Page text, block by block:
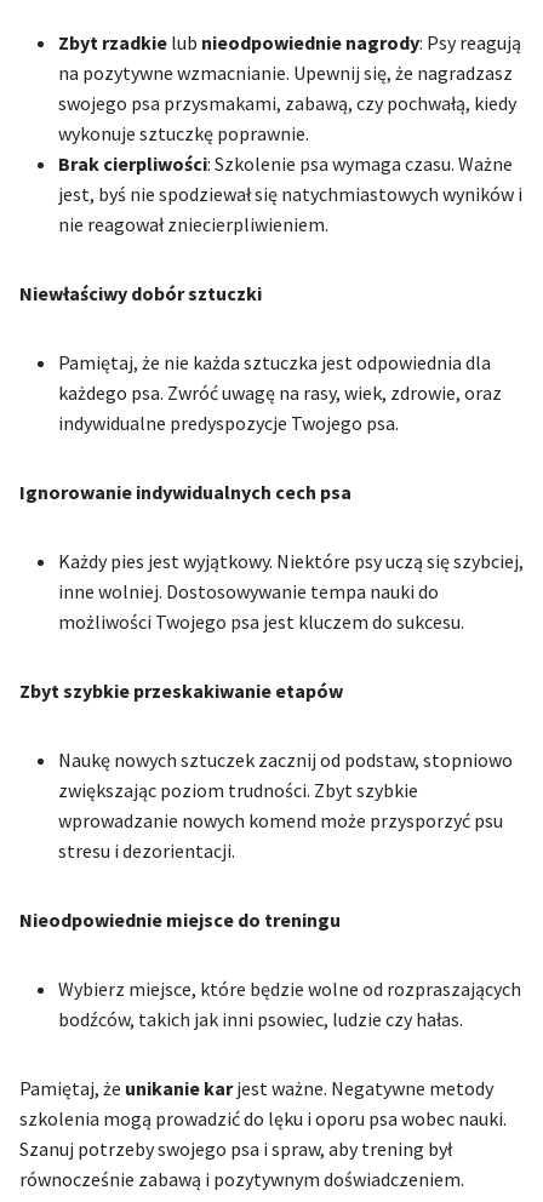
Zbyt rzadkie lub nieodpowiednie nagrody: Psy reagują
na pozytywne wzmacnianie. Upewnij się, że nagradzasz
swojego psa przysmakami, zabawą, czy pochwałą, kiedy
wykonuje sztuczkę poprawnie.
Brak cierpliwości: Szkolenie psa wymaga czasu. Ważne
jest, byś nie spodziewał się natychmiastowych wyników i
nie reagował zniecierpliwieniem.
Niewłaściwy dobór sztuczki
Pamiętaj, że nie każda sztuczka jest odpowiednia dla
każdego psa. Zwróć uwagę na rasy, wiek, zdrowie, oraz
indywidualne predyspozycje Twojego psa.
Ignorowanie indywidualnych cech psa
Każdy pies jest wyjątkowy. Niektóre psy uczą się szybciej,
inne wolniej. Dostosowywanie tempa nauki do
możliwości Twojego psa jest kluczem do sukcesu.
Zbyt szybkie przeskakiwanie etapów
Naukę nowych sztuczek zacznij od podstaw, stopniowo
zwiększając poziom trudności. Zbyt szybkie
wprowadzanie nowych komend może przysporzyć psu
stresu i dezorientacji.
Nieodpowiednie miejsce do treningu
Wybierz miejsce, które będzie wolne od rozpraszających
bodźców, takich jak inni psowiec, ludzie czy hałas.
Pamiętaj, że unikanie karjest ważne. Negatywne metody
szkolenia mogą prowadzić do lęku i oporu psa wobec nauki.
Szanuj potrzeby swojego psa i spraw, aby trening był
równocześnie zabawą i pozytywnym doświadczeniem.